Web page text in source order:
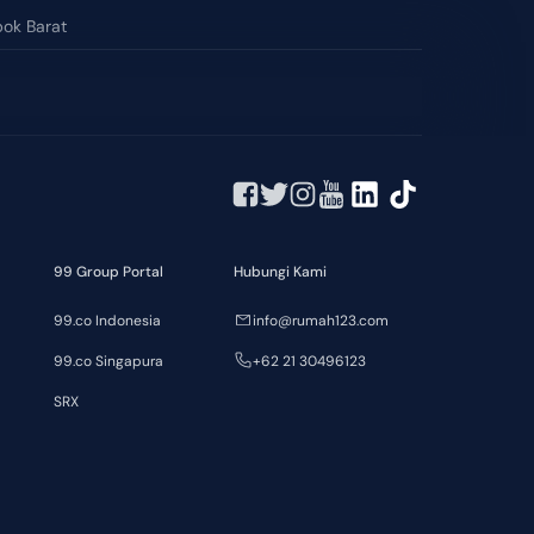
Barat
99 Group Portal
99.co Indonesia
99.co Singapura
SRX
Hubungi Kami
info@rumah123.com
+62 21 30496123